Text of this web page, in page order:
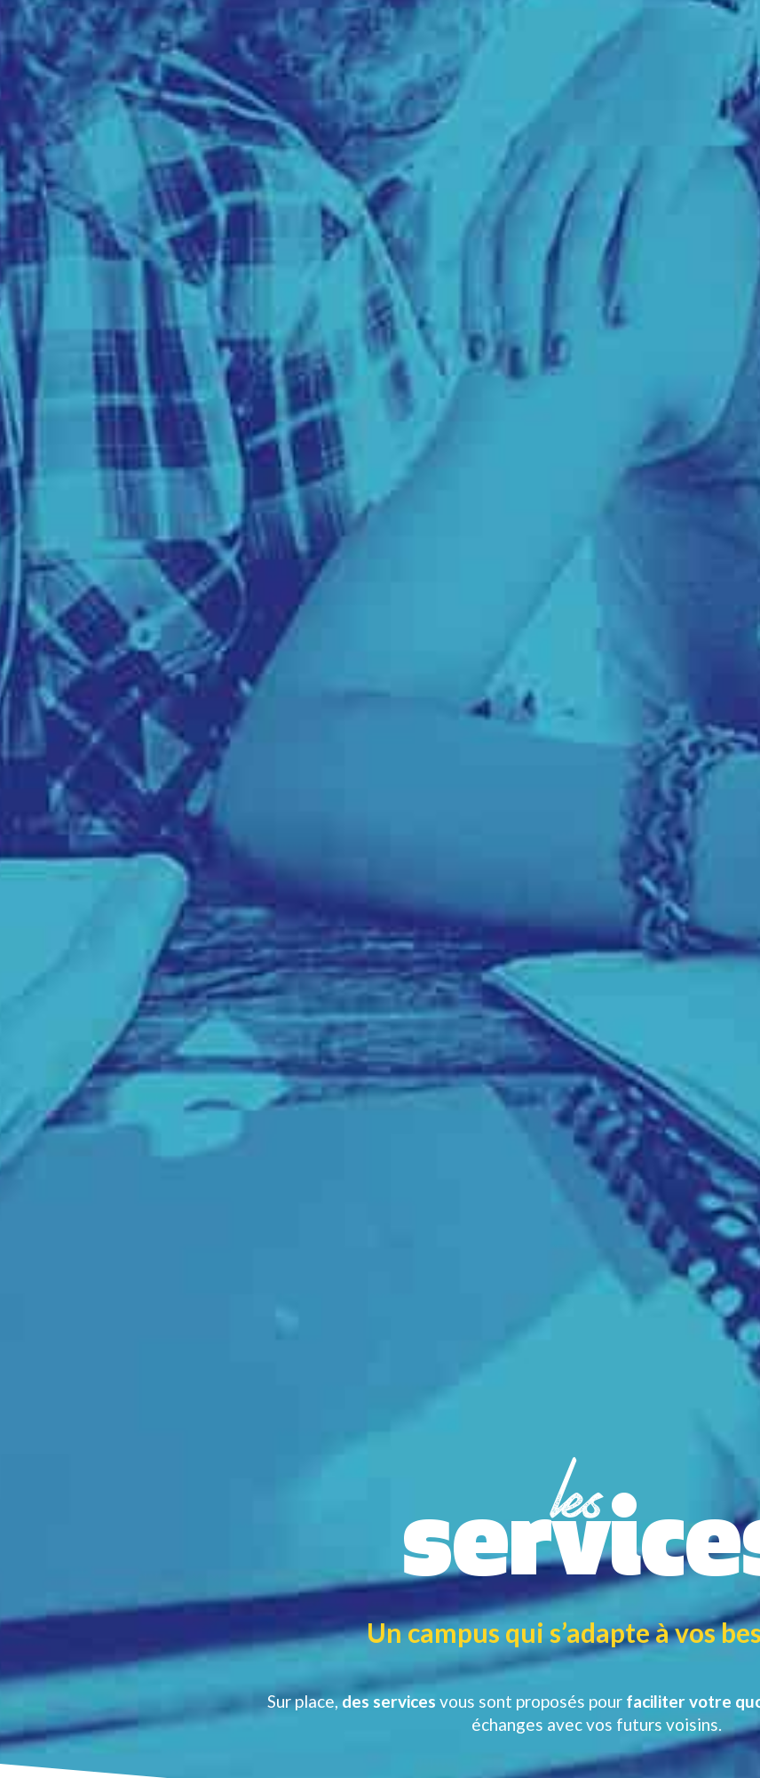
les
Un campus qui s’adapte à vos
Sur place,des services vous sont proposés pour faciliter votre
échanges avec vos futurs voisins.